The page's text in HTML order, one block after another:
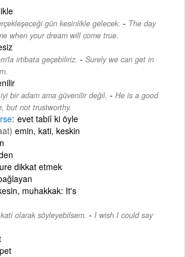
gün kesinlikle gelecek. - The day
when your dream will come true.
irtibata geçebiliriz. - Surely we can get in
bir adam ama güvenilir değil. - He is a good
but not trustworthy.
evet tabiî ki öyle
emin, kati, keskin
dikkat etmek
muhakkak: It's
olarak söyleyebilsem. - I wish I could say